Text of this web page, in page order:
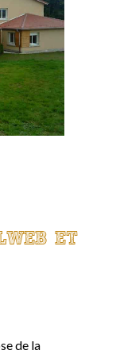
et
de la